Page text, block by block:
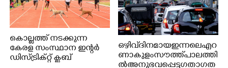
കൊല്ലത്ത് നടക്കുന്ന
കേരള സംസ്ഥാന ഇന്റർ
ഡിസ്ട്രിക്റ്റ് ക്ലബ്
ഒഴിവ് ദിനമായ ഇന്നലെ എറ
ണാകുളം സൗത്ത് പാലത്തി
ൽ അനുഭവപ്പെട്ട ഗതാഗത